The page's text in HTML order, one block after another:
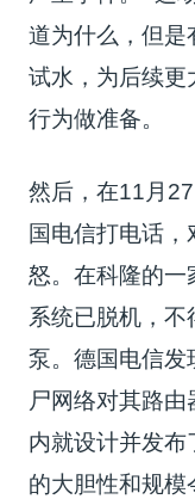
道为什么，但是
试水，为后续更
行为做准备。
然后，在11月
国电信打电话
怒。在科隆的一
系统已脱机，
泵。德国电信发
尸网络对其路
内就设计并发
的大胆性和规模